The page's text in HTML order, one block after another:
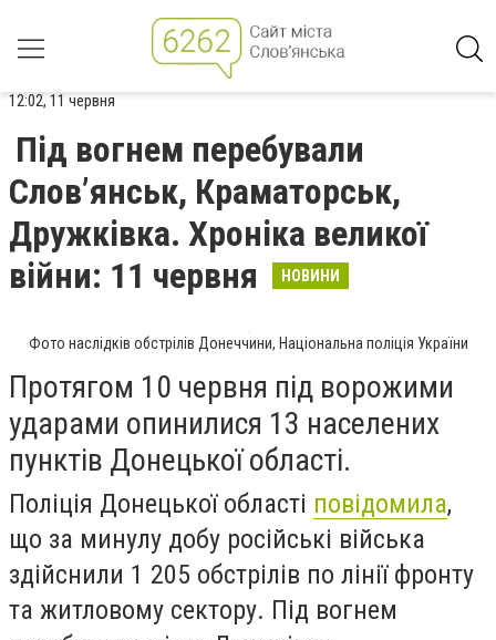
12:02, 11 червня
Під вогнем перебували
Слов’янськ, Краматорськ,
Дружківка. Хроніка великої
війни: 11 червня
НОВИНИ
Фото наслідків обстрілів Донеччини, Національна поліція України
Протягом 10 червня під ворожими
ударами опинилися 13 населених
пунктів Донецької області.
Поліція Донецької області повідомила,
що за минулу добу російські війська
здійснили 1 205 обстрілів по лінії фронту
та житловому сектору. Під вогнем